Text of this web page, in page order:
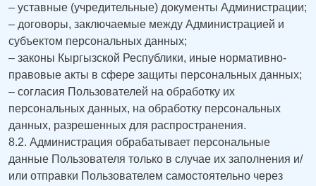
– уставные (учредительные) документы Администрации;
– договоры, заключаемые между Администрацией и
субъектом персональных данных;
– законы Кыргызской Республики, иные нормативно-
правовые акты в сфере защиты персональных данных;
– согласия Пользователей на обработку их
персональных данных, на обработку персональных
данных, разрешенных для распространения.
8.2. Администрация обрабатывает персональные
данные Пользователя только в случае их заполнения и/
или отправки Пользователем самостоятельно через